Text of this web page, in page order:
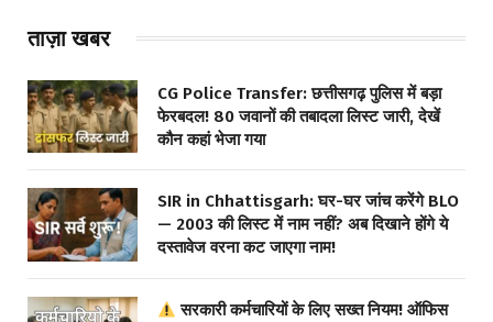
ताज़ा खबर
CG Police Transfer: छत्तीसगढ़ पुलिस में बड़ा
फेरबदल! 80 जवानों की तबादला लिस्ट जारी, देखें
कौन कहां भेजा गया
SIR in Chhattisgarh: घर-घर जांच करेंगे BLO
— 2003 की लिस्ट में नाम नहीं? अब दिखाने होंगे ये
दस्तावेज वरना कट जाएगा नाम!
सरकारी कर्मचारियों के लिए सख्त नियम! ऑफिस